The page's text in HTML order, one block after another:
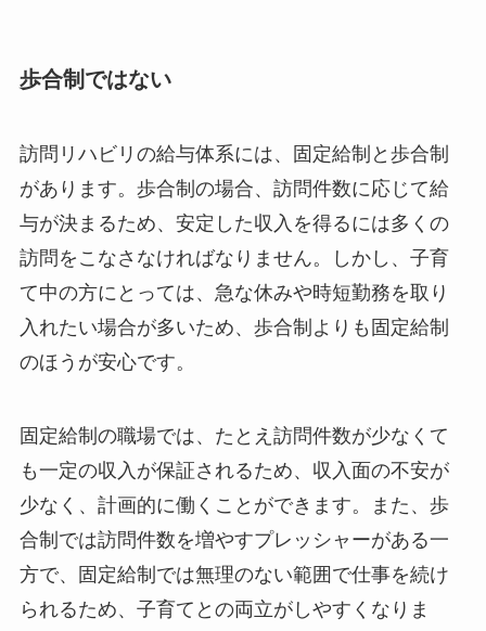
歩合制ではない
訪問リハビリの給与体系には、固定給制と歩合制
があります。歩合制の場合、訪問件数に応じて給
与が決まるため、安定した収入を得るには多くの
訪問をこなさなければなりません。しかし、子育
て中の方にとっては、急な休みや時短勤務を取り
入れたい場合が多いため、歩合制よりも固定給制
のほうが安心です。
固定給制の職場では、たとえ訪問件数が少なくて
も一定の収入が保証されるため、収入面の不安が
少なく、計画的に働くことができます。また、歩
合制では訪問件数を増やすプレッシャーがある一
方で、固定給制では無理のない範囲で仕事を続け
られるため、子育てとの両立がしやすくなりま